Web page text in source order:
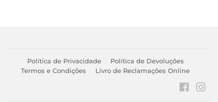
Política de Privacidade
Política de Devoluções
Termos e Condições
Livro de Reclamações Online